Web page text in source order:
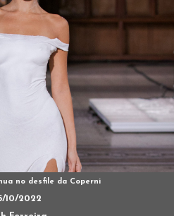
no desfile da Coperni
10/2022